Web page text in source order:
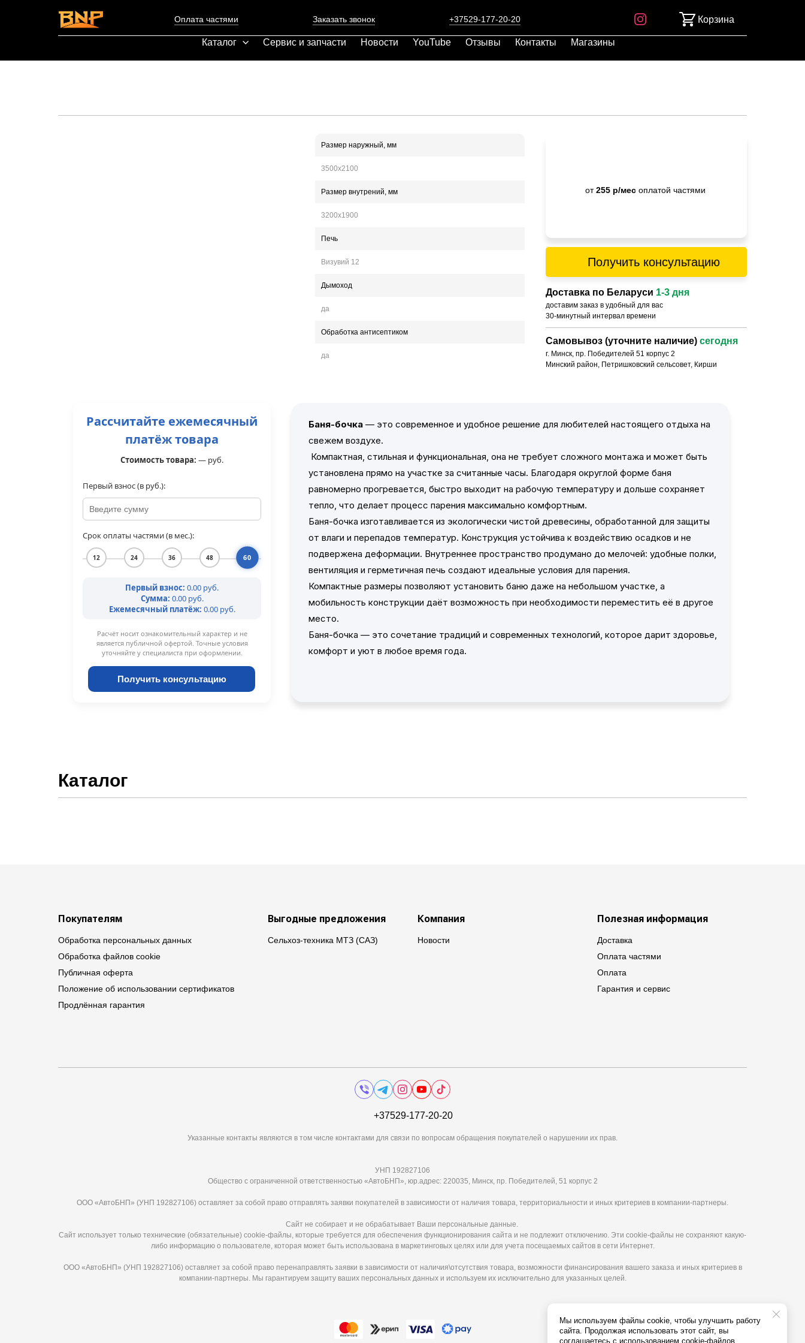
Оплата частями Заказать звонок +37529-177-20-20 Корзина
Каталог Сервис и запчасти Новости YouTube Отзывы Контакты Магазины
Размер наружный, мм
3500х2100
Размер внутрений, мм
3200х1900
Печь
Визувий 12
Дымоход
да
Обработка антисептиком
да
Получить консультацию
от255 р/мес оплатой частями
г. Минск, пр. Победителей 51 корпус 2
Минский район, Петришковский сельсовет, Кирши
Самовывоз (уточните наличие) сегодня
доставим заказ в удобный для вас
30-минутный интервал времени
Доставка по Беларуси 1-3 дня
Баня-бочка — это современное и удобное решение для любителей настоящего отдыха на
свежем воздухе.
Компактная, стильная и функциональная, она не требует сложного монтажа и может быть
установлена прямо на участке за считанные часы. Благодаря округлой форме баня
равномерно прогревается, быстро выходит на рабочую температуру и дольше сохраняет
тепло, что делает процесс парения максимально комфортным.
Баня-бочка изготавливается из экологически чистой древесины, обработанной для защиты
от влаги и перепадов температур. Конструкция устойчива к воздействию осадков и не
подвержена деформации. Внутреннее пространство продумано до мелочей: удобные полки,
вентиляция и герметичная печь создают идеальные условия для парения.
Компактные размеры позволяют установить баню даже на небольшом участке, а
мобильность конструкции даёт возможность при необходимости переместить её в другое
место.
Баня-бочка — это сочетание традиций и современных технологий, которое дарит здоровье,
комфорт и уют в любое время года.
Получить консультацию
Рассчитайте ежемесячный
платёж товара
Стоимость товара: — руб.
Первый взнос (в руб.):
Срок оплаты частями (в мес.):
12 24 36 48 60
Первый взнос: 0.00 руб.
Сумма: 0.00 руб.
Ежемесячный платёж: 0.00 руб.
Расчёт носит ознакомительный характер и не
является публичной офертой. Точные условия
уточняйте у специалиста при оформлении.
Каталог
Покупателям
Обработка персональных данных
Обработка файлов cookie
Публичная оферта
Положение об использовании сертификатов
Продлённая гарантия
Выгодные предложения
Сельхоз-техника МТЗ (САЗ)
Компания
Новости
Полезная информация
Доставка
Оплата частями
Оплата
Гарантия и сервис
+37529-177-20-20
Указанные контакты являются в том числе контактами для связи по вопросам обращения покупателей о нарушении их прав.
УНП 192827106
Общество с ограниченной ответственностью «АвтоБНП», юр.адрес: 220035, Минск, пр. Победителей, 51 корпус 2
ООО «АвтоБНП» (УНП 192827106) оставляет за собой право отправлять заявки покупателей в зависимости от наличия товара, территориальности и иных критериев в компании-партнеры.
Сайт не собирает и не обрабатывает Ваши персональные данные.
Сайт использует только технические (обязательные) cookie-файлы, которые требуется для обеспечения функционирования сайта и не подлежит отключению. Эти сookie-файлы не сохраняют какую-
либо информацию о пользователе, которая может быть использована в маркетинговых целях или для учета посещаемых сайтов в сети Интернет.
ООО «АвтоБНП» (УНП 192827106) оставляет за собой право перенаправлять заявки в зависимости от наличия\отсутствия товара, возможности финансирования вашего заказа и иных критериев в
компании-партнеры. Мы гарантируем защиту ваших персональных данных и используем их исключительно для указанных целей.
Мы используем файлы cookie, чтобы улучшить работу
сайта. Продолжая использовать этот сайт, вы
соглашаетесь с использованием cookie-файлов.